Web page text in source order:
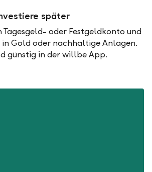
später
oder Festgeldkonto und
in Gold oder nachhaltige Anlagen.
günstig in der willbe App.